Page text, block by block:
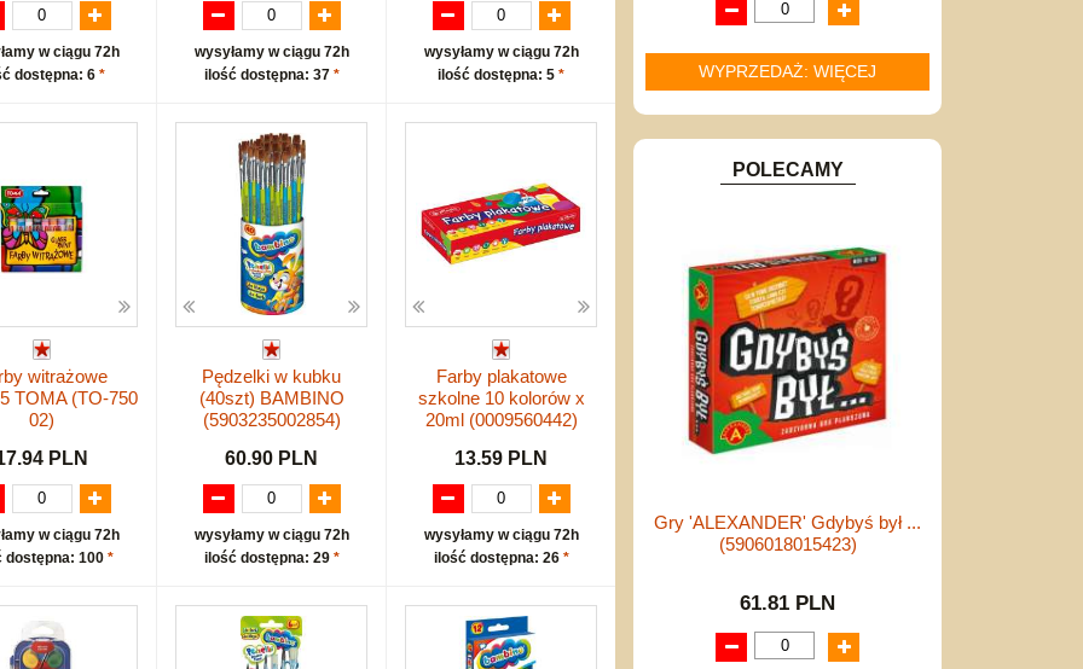
w ciągu 72h
dostępna: 6 *
wysyłamy w ciągu 72h
ilość dostępna: 37 *
wysyłamy w ciągu 72h
ilość dostępna: 5 *
witrażowe
TOMA (TO-750
02)
PLN
w ciągu 72h
dostępna: 100 *
Pędzelki w kubku
(40szt) BAMBINO
(5903235002854)
60.90 PLN
wysyłamy w ciągu 72h
ilość dostępna: 29 *
Farby plakatowe
szkolne 10 kolorów x
20ml (0009560442)
13.59 PLN
wysyłamy w ciągu 72h
ilość dostępna: 26 *
WYPRZEDAŻ: WIĘCEJ
POLECAMY
Gry 'ALEXANDER' Gdybyś był ...
(5906018015423)
61.81 PLN